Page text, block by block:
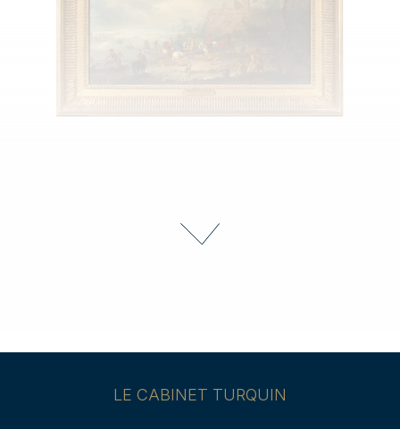
LE CABINET TURQUIN